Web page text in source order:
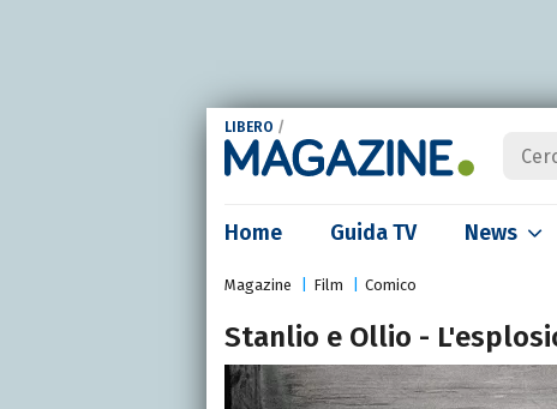
LIBERO /
Home Guida TV News
Magazine Film Comico
Stanlio e Ollio -